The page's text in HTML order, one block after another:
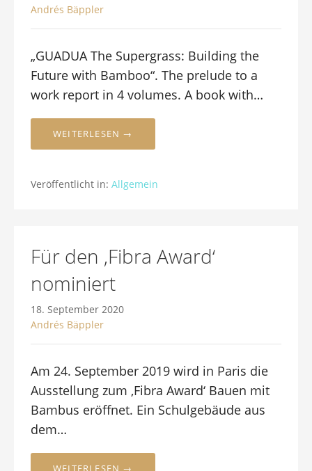
Andrés Bäppler
„GUADUA The Supergrass: Building the
Future with Bamboo“. The prelude to a
work report in 4 volumes. A book with…
WEITERLESEN →
Veröffentlicht in: Allgemein
Für den ‚Fibra Award‘
nominiert
18. September 2020
Andrés Bäppler
Am 24. September 2019 wird in Paris die
Ausstellung zum ‚Fibra Award‘ Bauen mit
Bambus eröffnet. Ein Schulgebäude aus
dem…
WEITERLESEN →